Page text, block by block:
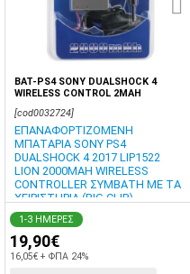
BAT-PS4 SONY DUALSHOCK 4
WIRELESS CONTROL 2MAH
[cod0032724]
ΕΠΑΝΑΦΟΡΤΙΖΟΜΕΝΗ
ΜΠΑΤΑΡΙΑ SONY PS4
DUALSHOCK 4 2017 LIP1522
LION 2000MAH WIRELESS
CONTROLLER ΣΥΜΒΑΤΗ ΜΕ ΤΑ
ΧΕΙΡΙΣΤΗΡΙΑ (BIG CLIP)
1-3 ΗΜΕΡΕΣ
19,90€
16,05€ + ΦΠΑ 24%